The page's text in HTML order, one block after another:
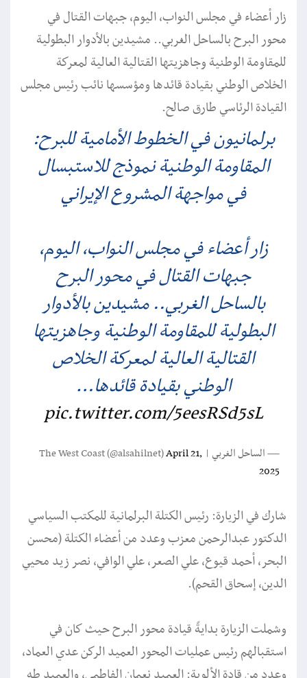
زار أعضاء في مجلس النواب، اليوم، جبهات القتال في
محور البرح بالساحل الغربي.. مشيدين بالأدوار البطولية
للمقاومة الوطنية وجاهزيتها القتالية العالية لمعركة
الخلاص الوطني بقيادة قائدها ومؤسسها نائب رئيس مجلس
القيادة الرئاسي طارق صالح.
برلمانيون في الخطوط الأمامية للبرح:
المقاومة الوطنية نموذج للاستبسال
في مواجهة المشروع الإيراني
زار أعضاء في مجلس النواب، اليوم،
جبهات القتال في محور البرح
بالساحل الغربي.. مشيدين بالأدوار
البطولية للمقاومة الوطنية وجاهزيتها
القتالية العالية لمعركة الخلاص
الوطني بقيادة قائدها…
pic.twitter.com/5eesRSd5sL
— الساحل الغربي | The West Coast (@alsahilnet) April 21,
2025
شارك في الزيارة: رئيس الكتلة البرلمانية للمكتب السياسي
الدكتور عبدالرحمن معزب وعدد من أعضاء الكتلة (محسن
البحر، أحمد قيوع، علي الصعر، علي الوافي، نصر زيد محيي
الدين، إسحاق القحم).
وشملت الزيارة بدايةً قيادة محور البرح حيث كان في
استقبالهم رئيس عمليات المحور العميد الركن عدي العماد،